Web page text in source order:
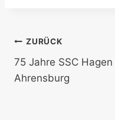
ZURÜCK
75 Jahre SSC Hagen
Ahrensburg